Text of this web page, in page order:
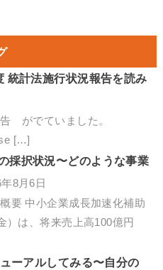
計法施行状況報告を読み
がでていました。
[…]
採択状況〜どのような事業
8月6日
要 中小企業成長加速化補助
）は、将来売上高100億円
ーアルしてみる〜自分の